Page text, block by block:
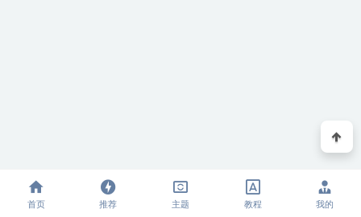
首页 推荐 主题 教程 我的